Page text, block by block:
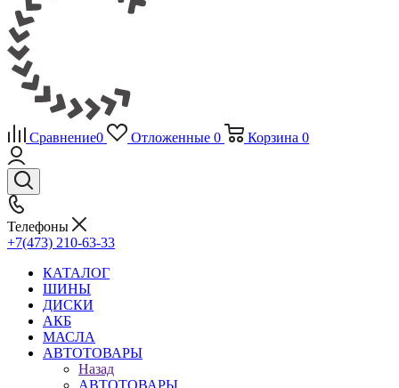
Сравнение0 Отложенные 0 Корзина 0
Телефоны
+7(473) 210-63-33
КАТАЛОГ
ШИНЫ
ДИСКИ
АКБ
МАСЛА
АВТОТОВАРЫ
Назад